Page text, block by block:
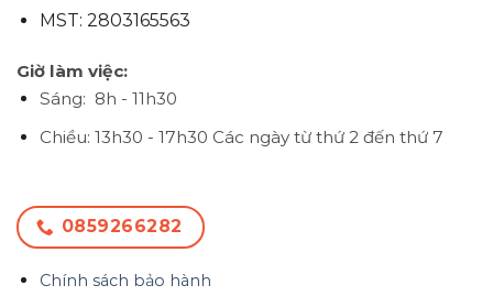
MST: 2803165563
Giờ làm việc:
Sáng: 8h - 11h30
Chiều: 13h30 - 17h30 Các ngày từ thứ 2 đến thứ 7
0859266282
Chính sách bảo hành